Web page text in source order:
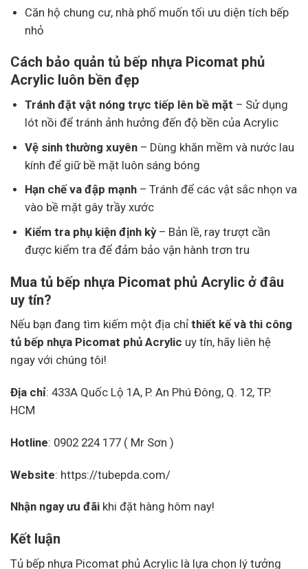
Căn hộ chung cư, nhà phố muốn tối ưu diện tích bếp
nhỏ
Cách bảo quản tủ bếp nhựa Picomat phủ
Acrylic luôn bền đẹp
Tránh đặt vật nóng trực tiếp lên bề mặt – Sử dụng
lót nồi để tránh ảnh hưởng đến độ bền của Acrylic
Vệ sinh thường xuyên– Dùng khăn mềm và nước lau
kính để giữ bề mặt luôn sáng bóng
Hạn chế va đập mạnh– Tránh để các vật sắc nhọn va
vào bề mặt gây trầy xước
Kiểm tra phụ kiện định kỳ– Bản lề, ray trượt cần
được kiểm tra để đảm bảo vận hành trơn tru
Mua tủ bếp nhựa Picomat phủ Acrylic ở đâu
uy tín?
Nếu bạn đang tìm kiếm một địa chỉ thiết kế và thi công
tủ bếp nhựa Picomat phủ Acrylic uy tín, hãy liên hệ
ngay với chúng tôi!
Địa chỉ: 433A Quốc Lộ 1A, P. An Phú Đông, Q. 12, TP.
HCM
Hotline: 0902 224 177 ( Mr Sơn )
Website: https://tubepda.com/
Nhận ngay ưu đãi khi đặt hàng hôm nay!
Kết luận
Tủ bếp nhựa Picomat phủ Acrylic là lựa chọn lý tưởng